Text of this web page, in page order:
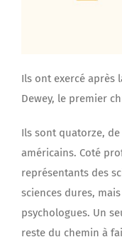
Ils ont exercé après
Dewey, le premier
Ils sont quatorze,
américains. Coté
représentants des
sciences dures,
psychologues. Un
reste du chemin à